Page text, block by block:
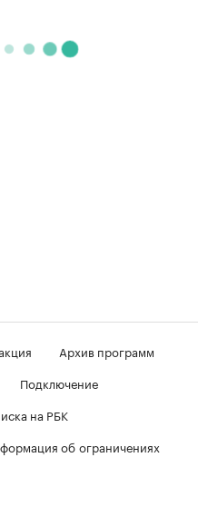
Архив программ
Подключение
на РБК
об ограничениях